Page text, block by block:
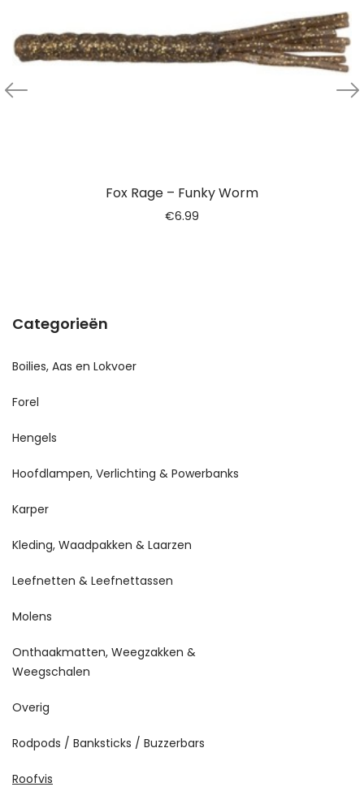
Fox Rage – Funky Worm
€6.99
Categorieën
Boilies, Aas en Lokvoer
Forel
Hengels
Hoofdlampen, Verlichting & Powerbanks
Karper
Kleding, Waadpakken & Laarzen
Leefnetten & Leefnettassen
Molens
Onthaakmatten, Weegzakken &
Weegschalen
Overig
Rodpods / Banksticks / Buzzerbars
Roofvis